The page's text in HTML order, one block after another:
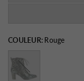
COULEUR: Rouge